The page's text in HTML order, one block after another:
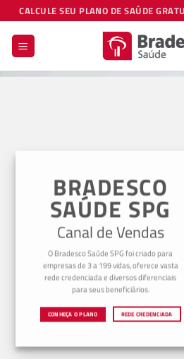
Skip
to
content
CALCULE SEU PLANO DE SAÚDE
BRADESCO
SAÚDE SPG
Canal de Vendas
O Bradesco Saúde SPG foi criado para
empresas de 3 a 199 vidas, oferece vasta
rede credenciada e diversos diferenciais
para seus beneficiários.
CONHEÇA O PLANO REDE CREDENCIADA